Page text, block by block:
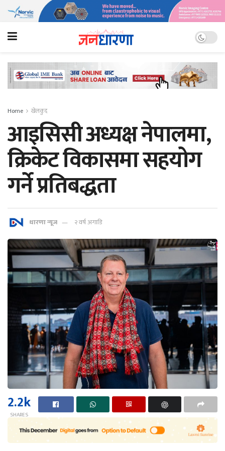
Home खेलकुद
आइसिसी अध्यक्ष नेपालमा,
क्रिकेट विकासमा सहयोग
गर्ने प्रतिबद्धता
धारणा न्यूज २ वर्ष अगाडि
2.2k
SHARES